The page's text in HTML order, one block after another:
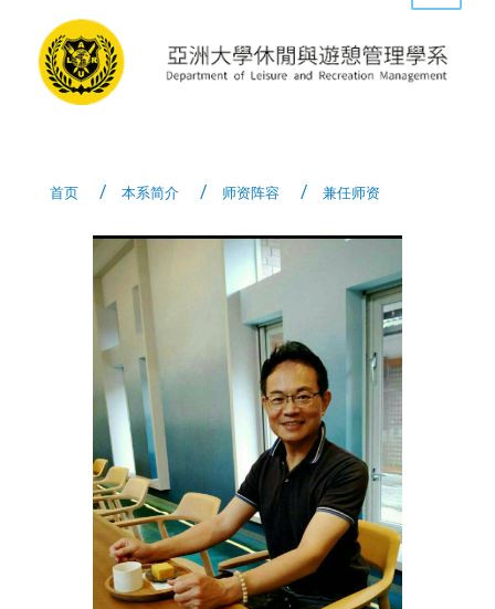
首页 本系简介 师资阵容 兼任师资